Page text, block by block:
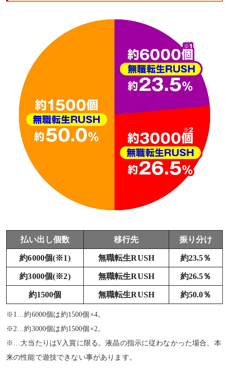
払い出し個数 移行先 振り分け
約6000個(※1) 無職転生RUSH 約23.5％
約3000個(※2) 無職転生RUSH 約26.5％
約1500個 無職転生RUSH 約50.0％
※1…約6000個は約1500個×4。
※2…約3000個は約1500個×2。
※…大当たりはV入賞に限る。液晶の指示に従わなかった場合、本
来の性能で遊技できない事があります。